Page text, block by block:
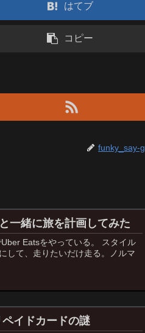
はてブ
コピー
funky_say-g
一緒に旅を計画してみた
Eatsをやっている。 スタイル
して、走りたいだけ走る。ノルマ
イドカードの謎